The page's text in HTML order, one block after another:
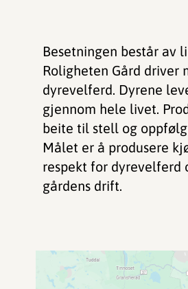
Besetningen består av
Roligheten Gård driver
dyrevelferd. Dyrene
gjennom hele livet.
beite til stell og
Målet er å produsere
respekt for dyrevelferd
gårdens drift.